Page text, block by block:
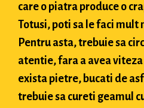
care o piatra produce o
Totusi, poti sa le faci mult
Pentru asta, trebuie sa
atentie, fara a avea
exista pietre, bucati de
trebuie sa cureti geamul